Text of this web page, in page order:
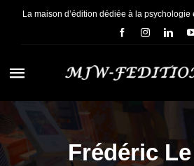
PasserLa maison d’édition dédiée à la
Navigation
à
bascule
ACCUEIL
NOUS CONNAÎTRE
Frédéric